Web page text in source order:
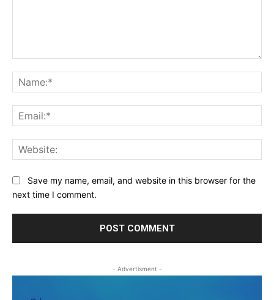
Save my name, email, and website in this browser for the
next time I comment.
- Advertisment -